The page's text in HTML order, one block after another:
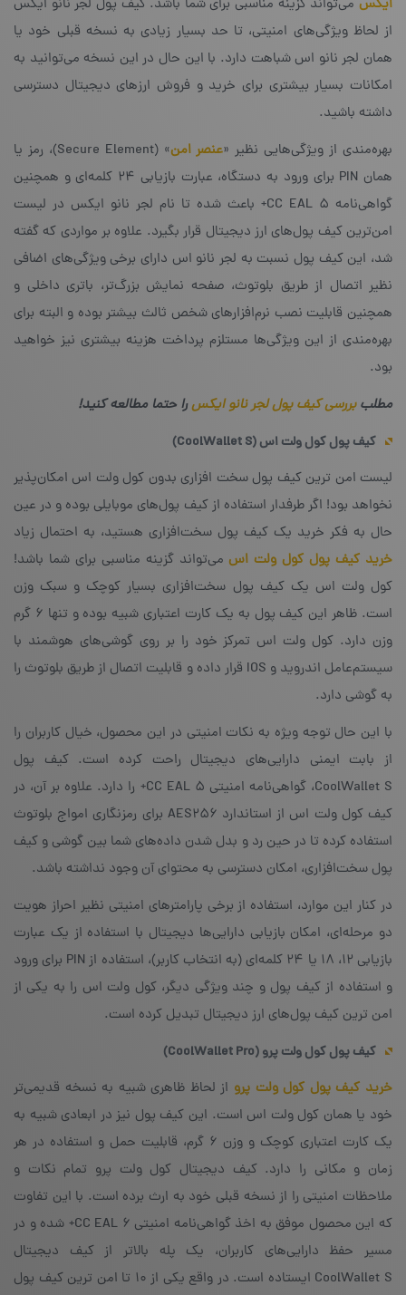
ایکس می‌تواند گزینه مناسبی برای شما باشد. کیف پول لجر نانو ایکس
از لحاظ ویژگی‌های امنیتی، تا حد بسیار زیادی به نسخه قبلی خود یا
همان لجر نانو اس شباهت دارد. با این حال در این نسخه می‌توانید به
امکانات بسیار بیشتری برای خرید و فروش ارزهای دیجیتال دسترسی
داشته باشید.
بهره‌مندی از ویژگی‌هایی نظیر «عنصر امن
» (Secure Element)، رمز یا
همان PIN برای ورود به دستگاه، عبارت بازیابی ۲۴ کلمه‌ای و همچنین
گواهی‌نامه CC EAL 5+ باعث شده تا نام لجر نانو ایکس در لیست
امن‌ترین کیف پول‌های ارز دیجیتال قرار بگیرد. علاوه بر مواردی که گفته
شد، این کیف پول نسبت به لجر نانو اس دارای برخی ویژگی‌های اضافی
نظیر اتصال از طریق بلوتوث، صفحه نمایش بزرگ‌تر، باتری داخلی و
همچنین قابلیت نصب نرم‌افزارهای شخص ثالث بیشتر بوده و البته برای
بهره‌مندی از این ویژگی‌ها مستلزم پرداخت هزینه بیشتری نیز خواهید
بود.
مطلببررسی کیف پول لجر نانو ایکسرا حتما مطالعه کنید!
کیف پول کول ولت اس (CoolWallet S
)
لیست امن ترین کیف پول سخت افزاری بدون کول ولت اس امکان‌پذیر
نخواهد بود! اگر طرفدار استفاده از کیف پول‌های موبایلی بوده و در عین
حال به فکر خرید یک کیف پول سخت‌افزاری هستید، به احتمال زیاد
خرید کیف پول کول ولت اسمی‌تواند گزینه‌ مناسبی برای شما باشد!
کول ولت اس یک کیف پول سخت‌افزاری بسیار کوچک و سبک وزن
است. ظاهر این کیف پول به یک کارت اعتباری شبیه بوده و تنها ۶ گرم
وزن دارد. کول ولت اس تمرکز خود را بر روی گوشی‌های هوشمند با
سیستم‌عامل اندروید و IOS قرار داده و قابلیت اتصال از طریق بلوتوث را
به گوشی دارد.
با این حال توجه ویژه به نکات امنیتی در این محصول، خیال کاربران را
از بابت ایمنی دارایی‌های دیجیتال راحت کرده است. کیف پول
CoolWallet S، گواهی‌نامه امنیتی CC EAL 5+ را دارد. علاوه بر آن، در
کیف کول ولت اس از استاندارد AES256 برای رمزنگاری امواج بلوتوث
استفاده کرده تا در حین رد و بدل شدن داده‌های شما بین گوشی و کیف
پول سخت‌افزاری، امکان دسترسی به محتوای آن وجود نداشته باشد.
در کنار این موارد، استفاده از برخی پارامترهای امنیتی نظیر احراز هویت
دو مرحله‌ای، امکان بازیابی دارایی‌ها دیجیتال با استفاده از یک عبارت
بازیابی ۱۲، ۱۸ یا ۲۴ کلمه‌ای (به انتخاب کاربر)، استفاده از PIN برای ورود
و استفاده از کیف پول و چند ویژگی دیگر، کول ولت اس را به یکی از
امن ترین کیف پول‌های ارز دیجیتال تبدیل کرده است.
کیف پول کول ولت پرو (CoolWallet Pro
)
خرید کیف پول کول ولت پرو از لحاظ ظاهری شبیه به نسخه قدیمی‌تر
خود یا همان کول ولت اس است. این کیف پول نیز در ابعادی شبیه به
یک کارت اعتباری کوچک و وزن ۶ گرم، قابلیت حمل و استفاده در هر
زمان و مکانی را دارد. کیف دیجیتال کول ولت پرو تمام نکات و
ملاحظات امنیتی را از نسخه قبلی خود به ارث برده است. با این تفاوت
که این محصول موفق به اخذ گواهی‌نامه امنیتی CC EAL 6+ شده و در
مسیر حفظ دارایی‌های کاربران، یک پله بالاتر از کیف دیجیتال
CoolWallet S ایستاده است. در واقع یکی از ۱۰ تا امن ترین کیف پول